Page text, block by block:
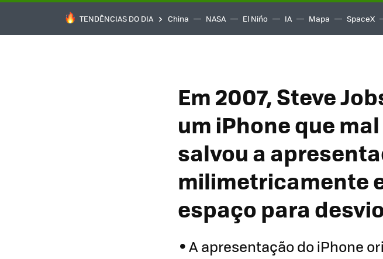
TENDÊNCIAS DO DIA China NASA El Niño IA Mapa SpaceX
Em 2007, Steve
um iPhone que
salvou a
milimetricamente
espaço para
A apresentação do iPhone